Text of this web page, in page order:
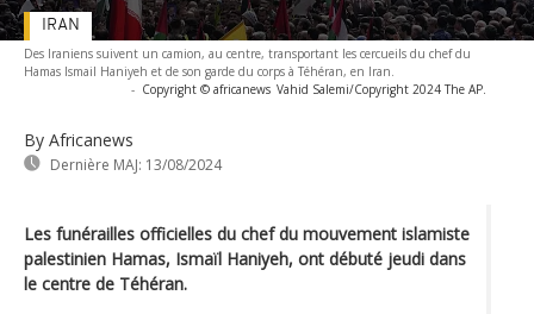
Des Iraniens suivent un camion, au centre, transportant les cercueils du chef du
Hamas Ismail Haniyeh et de son garde du corps à Téhéran, en Iran.
- Copyright © africanews Vahid Salemi/Copyright 2024 The AP.
By Africanews
Dernière MAJ: 13/08/2024
IRAN
Les funérailles officielles du chef du mouvement islamiste
palestinien Hamas, Ismaïl Haniyeh, ont débuté jeudi dans
le centre de Téhéran.